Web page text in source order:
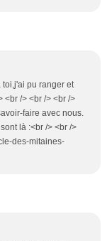
toi,j'ai pu ranger et
<br /> <br /> <br />
faire avec nous.
là :<br /> <br />
des-mitaines-